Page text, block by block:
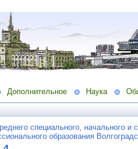
Дополнительное Наука
специального, начального и
образования